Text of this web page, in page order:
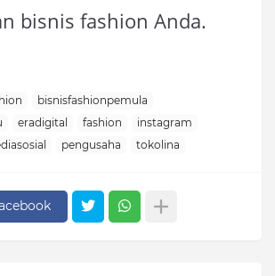
bisnis fashion Anda.
bisnisfashionpemula
eradigital fashion
instagram
pengusaha tokolina